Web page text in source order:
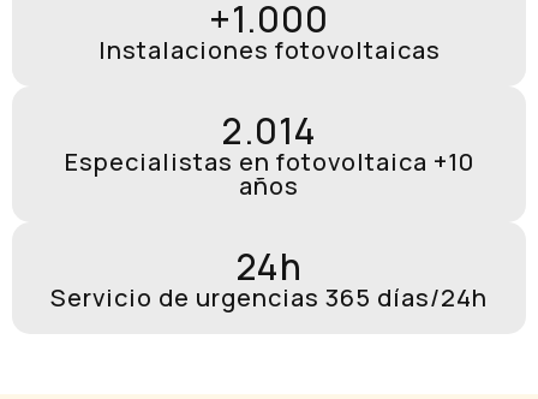
+1.000
Instalaciones fotovoltaicas
2.014
Especialistas en fotovoltaica +10
años
24h
Servicio de urgencias 365 días/24h